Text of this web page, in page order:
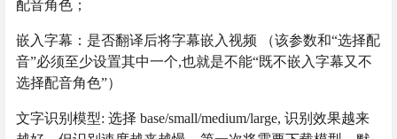
配音角色；
嵌入字幕：是否翻译后将字幕嵌入视频 （该参数和“选择配
音”必须至少设置其中一个,也就是不能“既不嵌入字幕又不
选择配音角色”）
文字识别模型: 选择 base/small/medium/large, 识别效果越来